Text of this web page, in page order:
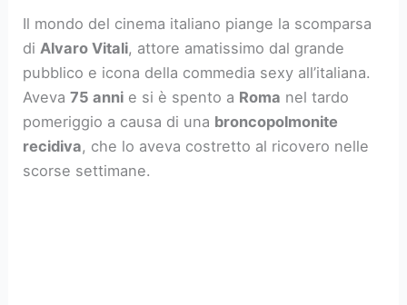
Il mondo del cinema italiano piange la scomparsa
di Alvaro Vitali, attore amatissimo dal grande
pubblico e icona della commedia sexy all’italiana.
Aveva75 anni e si è spento a Roma nel tardo
pomeriggio a causa di una broncopolmonite
recidiva, che lo aveva costretto al ricovero nelle
scorse settimane.